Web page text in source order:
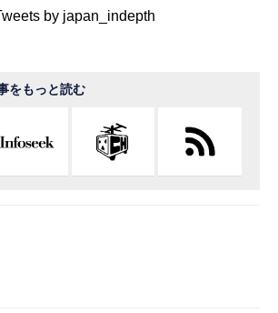
by japan_indepth
をもっと読む